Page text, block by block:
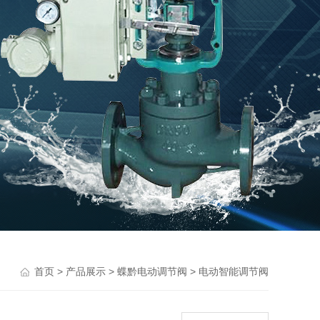
首页 > 产品展示 > 蝶黔电动调节阀 > 电动智能调节阀